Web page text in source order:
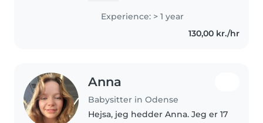
musik og håndværk er rigtigt
hyggeligt og at skabe sjove og
Experience: > 1 year
130,00 kr./hr
Anna
Babysitter in Odense
Hejsa, jeg hedder Anna. Jeg er 17